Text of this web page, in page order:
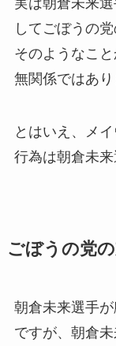
してごぼうの
そのようなこ
無関係ではあり
とはいえ、メ
行為は朝倉未来
ごぼうの党
朝倉未来選手が
ですが、朝倉